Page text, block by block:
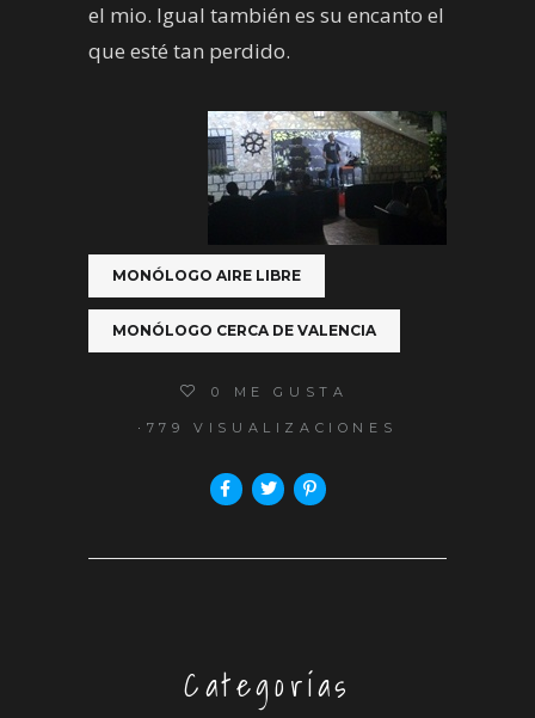
el mio. Igual también es su encanto el
que esté tan perdido.
MONÓLOGO AIRE LIBRE
MONÓLOGO CERCA DE VALENCIA
0 ME GUSTA
779 VISUALIZACIONES
Categorías